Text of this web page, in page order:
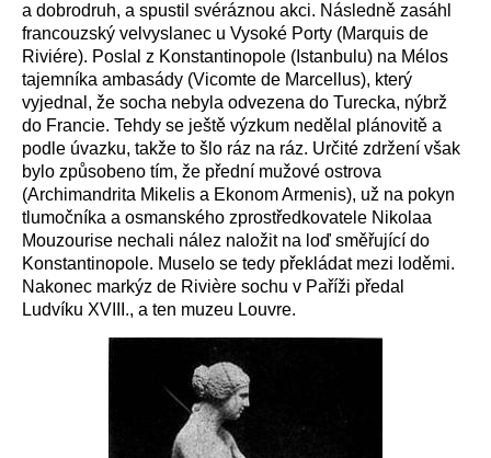
a dobrodruh, a spustil svéráznou akci. Následně zasáhl
francouzský velvyslanec u Vysoké Porty (Marquis de
Riviére). Poslal z Konstantinopole (Istanbulu) na Mélos
tajemníka ambasády (Vicomte de Marcellus), který
vyjednal, že socha nebyla odvezena do Turecka, nýbrž
do Francie. Tehdy se ještě výzkum nedělal plánovitě a
podle úvazku, takže to šlo ráz na ráz. Určité zdržení však
bylo způsobeno tím, že přední mužové ostrova
(Archimandrita Mikelis a Ekonom Armenis), už na pokyn
tlumočníka a osmanského zprostředkovatele Nikolaa
Mouzourise nechali nález naložit na loď směřující do
Konstantinopole. Muselo se tedy překládat mezi loděmi.
Nakonec markýz de Rivière sochu v Paříži předal
Ludvíku XVIII., a ten muzeu Louvre.